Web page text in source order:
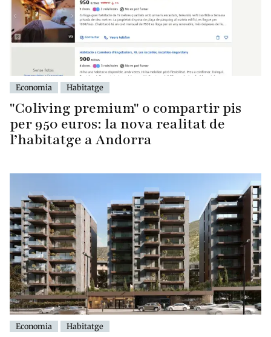
Economia Habitatge
"Coliving premium" o compartir pis
per 950 euros: la nova realitat de
l’habitatge a Andorra
Economia Habitatge